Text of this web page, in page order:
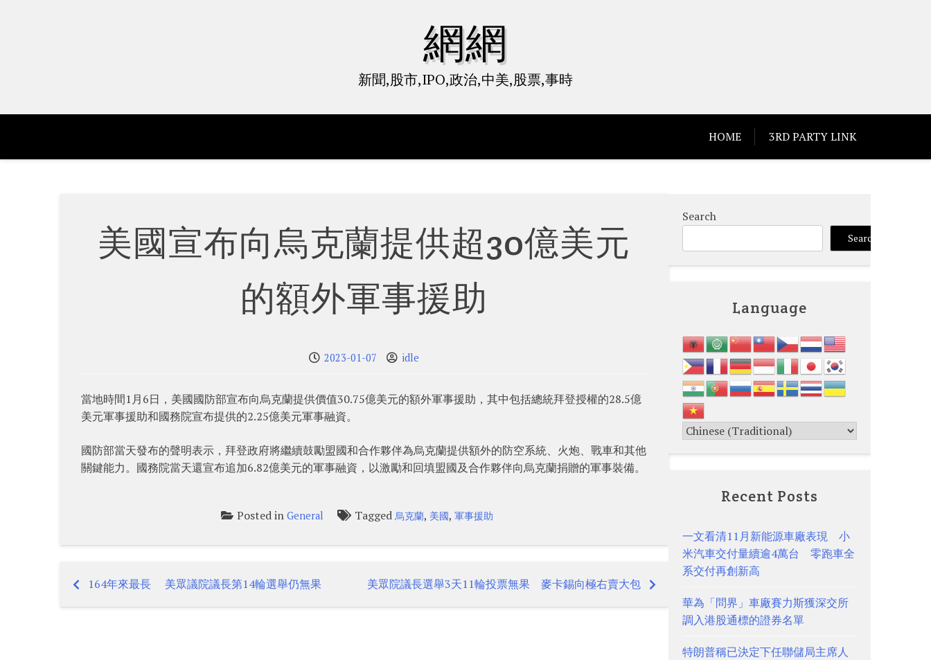
網網
新聞,股市,IPO,政治,中美,股票,事時
HOME 3RD PARTY LINK
美國宣布向烏克蘭提供超30億美元
的額外軍事援助
2023-01-07 idle
當地時間1月6日，美國國防部宣布向烏克蘭提供價值30.75億美元的額外軍事援助，其中包括總統拜登授權的28.5億
美元軍事援助和國務院宣布提供的2.25億美元軍事融資。
國防部當天發布的聲明表示，拜登政府將繼續鼓勵盟國和合作夥伴為烏克蘭提供額外的防空系統、火炮、戰車和其他
關鍵能力。國務院當天還宣布追加6.82億美元的軍事融資，以激勵和回填盟國及合作夥伴向烏克蘭捐贈的軍事裝備。
Posted inGeneral Tagged烏克蘭, 美國,軍事援助
Post
164年來最長 美眾議院議長第14輪選舉仍無果 美眾院議長選舉3天11輪投票無果 麥卡錫向極右賣大包
Search
Search
Language
Recent Posts
一文看清11月新能源車廠表現 小
米汽車交付量續逾4萬台 零跑車全
系交付再創新高
華為「問界」車廠賽力斯獲深交所
調入港股通標的證券名單
特朗普稱已決定下任聯儲局主席人